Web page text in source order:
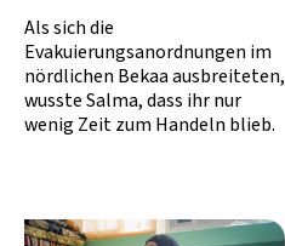
Als sich die
Evakuierungsanordnungen im
nördlichen Bekaa ausbreiteten,
wusste Salma, dass ihr nur
wenig Zeit zum Handeln blieb.